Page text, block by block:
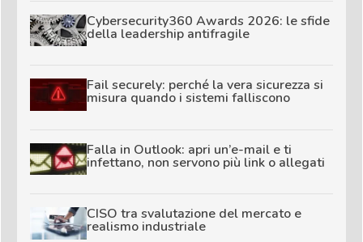
Cybersecurity360 Awards 2026: le sfide
della leadership antifragile
Fail securely: perché la vera sicurezza si
misura quando i sistemi falliscono
Falla in Outlook: apri un’e-mail e ti
infettano, non servono più link o allegati
CISO tra svalutazione del mercato e
realismo industriale